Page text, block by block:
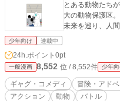
とある動物たち
大の動物保護区
未来を巡り、人
少年向け 連載中
24h.ポイント 0pt
一般漫画 8,552 位 / 8,552件 少年向
ギャグ・コメディ 冒険・アド
アクション
動物 バトル